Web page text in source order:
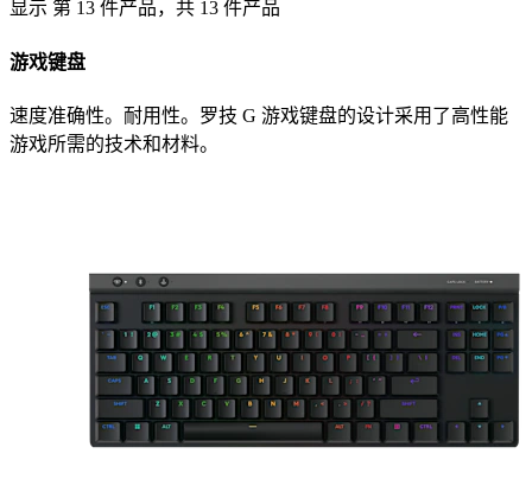
显示 第 13 件产品，共 13 件产品
游戏键盘
速度准确性。耐用性。罗技 G 游戏键盘的设计采用了高性能
游戏所需的技术和材料。